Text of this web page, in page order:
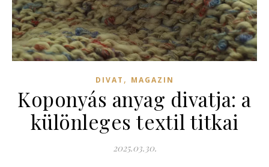
DIVAT , MAGAZIN
Koponyás anyag divatja: a
különleges textil titkai
2025.03.30.